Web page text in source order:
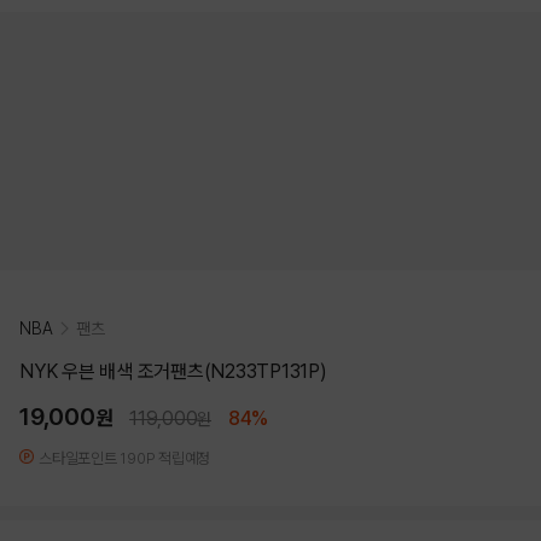
NBA 팬츠
NYK 우븐 배색 조거팬츠(N233TP131P)
19,000원 119,000원 84%
스타일포인트 190P 적립예정